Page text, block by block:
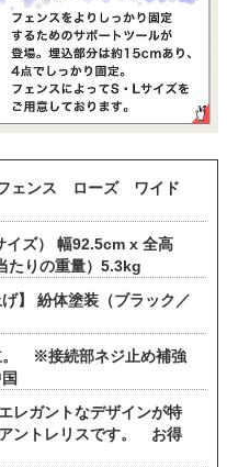
ェンス ローズ ワイド
イズ） 幅92.5cm x 全高
りの重量）5.3kg
】 紛体塗装（ブラック／
。 ※接続部ネジ止め補強
レガントなデザインが特
ントレリスです。 お得